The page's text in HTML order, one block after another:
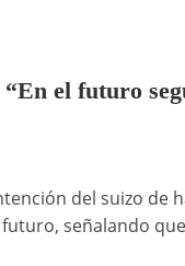
el futuro
del suizo de
señalando